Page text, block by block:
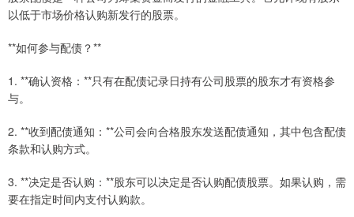
以低于市场价格认购新发行的股票。
**如何参与配债？**
1. **确认资格：**只有在配债记录日持有公司股票的股东才有资格参
与。
2. **收到配债通知：**公司会向合格股东发送配债通知，其中包含配债
条款和认购方式。
3. **决定是否认购：**股东可以决定是否认购配债股票。如果认购，需
要在指定时间内支付认购款。